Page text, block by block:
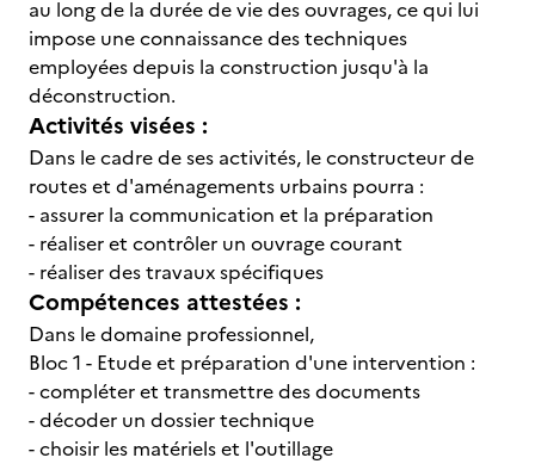
au long de la durée de vie des ouvrages, ce qui lui
impose une connaissance des techniques
employées depuis la construction jusqu'à la
déconstruction.
Activités visées :
Dans le cadre de ses activités, le constructeur de
routes et d'aménagements urbains pourra :
- assurer la communication et la préparation
- réaliser et contrôler un ouvrage courant
- réaliser des travaux spécifiques
Compétences attestées :
Dans le domaine professionnel,
Bloc 1 - Etude et préparation d'une intervention :
- compléter et transmettre des documents
- décoder un dossier technique
- choisir les matériels et l'outillage